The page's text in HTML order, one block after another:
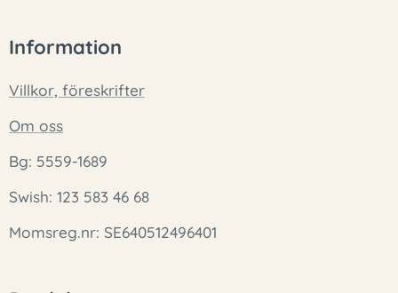
Information
Villkor, föreskrifter
Om oss
Bg: 5559-1689
Swish: 123 583 46 68
Momsreg.nr: SE640512496401